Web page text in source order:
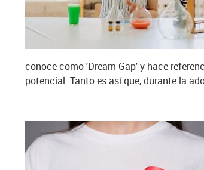
conoce como 'Dream Gap' y hace
potencial. Tanto es así que, durante la